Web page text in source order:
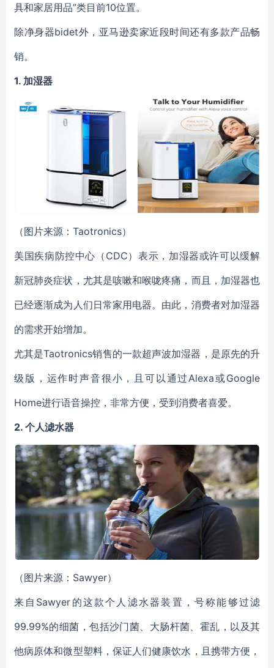
具和家居用品”类目前10位置。
除净身器bidet外，亚马逊卖家近段时间还有多款产品畅
销。
1. 加湿器
（图片来源：Taotronics）
美国疾病防控中心（CDC）表示，加湿器或许可以缓解
新冠肺炎症状，尤其是咳嗽和喉咙疼痛，而且，加湿器也
已经逐渐成为人们日常家用电器。由此，消费者对加湿器
的需求开始增加。
尤其是Taotronics销售的一款超声波加湿器，是原先的升
级版，运作时声音很小，且可以通过Alexa或Google
Home进行语音操控，非常方便，受到消费者喜爱。
2. 个人滤水器
（图片来源：Sawyer）
来自Sawyer的这款个人滤水器装置，号称能够过滤
99.99%的细菌，包括沙门菌、大肠杆菌、霍乱，以及其
他病原体和微型塑料，保证人们健康饮水，且携带方便，